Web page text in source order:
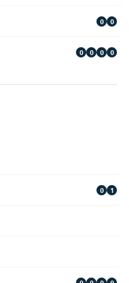
0 0
0 0 0 0
0 1